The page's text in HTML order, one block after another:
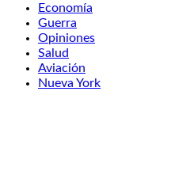
Economía
Guerra
Opiniones
Salud
Aviación
Nueva York